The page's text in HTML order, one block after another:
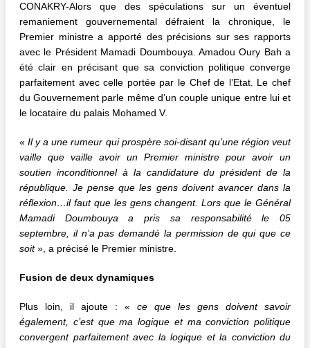
CONAKRY-Alors que des spéculations sur un éventuel
remaniement gouvernemental défraient la chronique, le
Premier ministre a apporté des précisions sur ses rapports
avec le Président Mamadi Doumbouya. Amadou Oury Bah a
été clair en précisant que sa conviction politique converge
parfaitement avec celle portée par le Chef de l’Etat. Le chef
du Gouvernement parle même d’un couple unique entre lui et
le locataire du palais Mohamed V.
«Il y a une rumeur qui prospère soi-disant qu’une région veut
vaille que vaille avoir un Premier ministre pour avoir un
soutien inconditionnel à la candidature du président de la
république. Je pense que les gens doivent avancer dans la
réflexion…il faut que les gens changent. Lors que le Général
Mamadi Doumbouya a pris sa responsabilité le 05
septembre, il n’a pas demandé la permission de qui que ce
soit», a précisé le Premier ministre.
Fusion de deux dynamiques
Plus loin, il ajoute : « ce que les gens doivent savoir
également, c’est que ma logique et ma conviction politique
convergent parfaitement avec la logique et la conviction du